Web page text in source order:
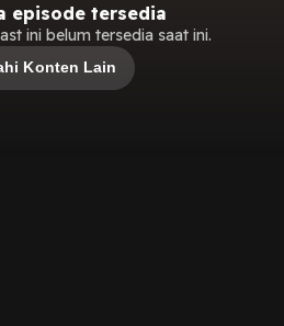
episode tersedia
ini belum tersedia saat ini.
Konten Lain